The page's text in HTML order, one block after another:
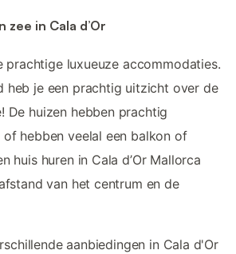
zee in Cala d’Or
prachtige luxueuze accommodaties.
heb je een prachtig uitzicht over de
De huizen hebben prachtig
hebben veelal een balkon of
huis huren in Cala d’Or Mallorca
van het centrum en de
aanbiedingen in Cala d'Or